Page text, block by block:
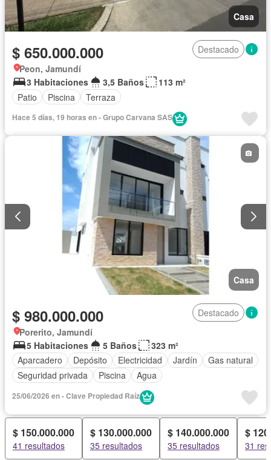
Casa
$ 650.000.000
Destacado
Peon, Jamundí
3 Habitaciones
3,5 Baños
113 m²
Patio
Piscina Terraza
Hace 5 días, 19 horas en - Grupo Carvana SAS
Casa
$ 980.000.000
Destacado
Porerito, Jamundí
5 Habitaciones
5 Baños
323 m²
Aparcadero
Depósito Electricidad Jardín
Gas natural
Seguridad privada
Piscina Agua
25/06/2026 en - Clave Propiedad Raíz
$ 150.000.000
41 resultados
$ 130.000.000
35 resultados
$ 140.000.000
35 resultados
$
31